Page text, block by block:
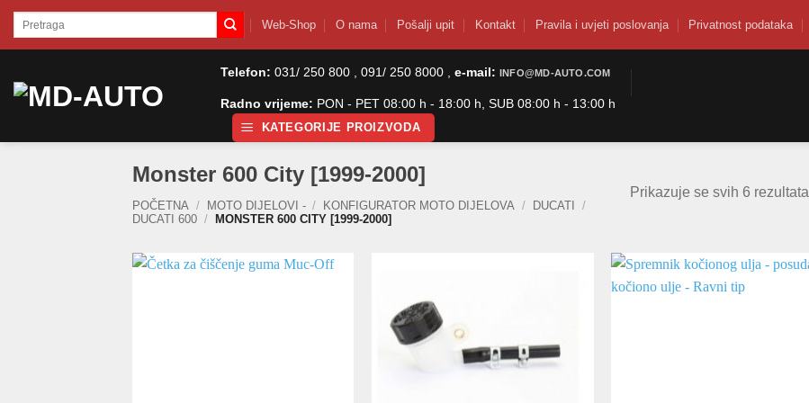
SkipPretraži: Web-Shop O nama Pošalji upit Kontakt Pravila i uvjeti poslovanja Privatnost podataka
Telefon: 031/ 250 800 , 091/ 250 8000 , e-mail: INFO@MD-AUTO.COM
Radno vrijeme: PON - PET 08:00 h - 18:00 h, SUB 08:00 h - 13:00 h
KATEGORIJE PROIZVODA
Monster 600 City [1999-2000]
POČETNA / MOTO DIJELOVI - / KONFIGURATOR MOTO DIJELOVA / DUCATI
/
DUCATI 600 / MONSTER 600 CITY [1999-2000]
Prikazuje se svih 6 rezultata